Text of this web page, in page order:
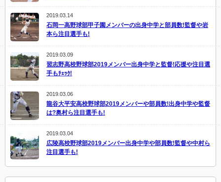
2019.03.14
石岡一高野球部甲子園メンバーの出身中学と部員数!監督や岩
本ら注目選手も!
2019.03.09
習志野高校野球部2019メンバー出身中学と監督!応援や注目選
手もﾁｪｯｸ!
2019.03.06
龍谷大平安高校野球部2019メンバーや部員数!出身中学や監督
は?奥村ら注目選手も!
2019.03.04
広陵高校野球部2019メンバー出身中学や部員数!監督や中村ら
注目選手も!